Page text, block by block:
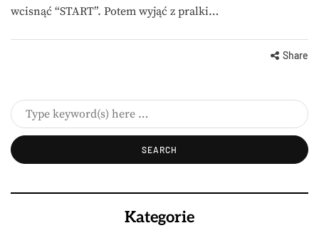
wcisnąć “START”. Potem wyjąć z pralki…
Share
Kategorie